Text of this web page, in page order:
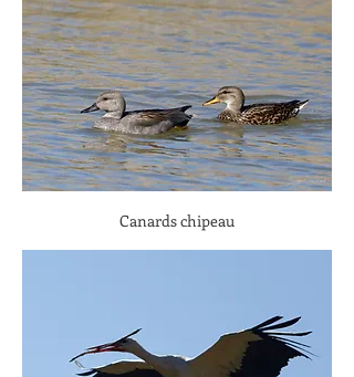
Canards chipeau